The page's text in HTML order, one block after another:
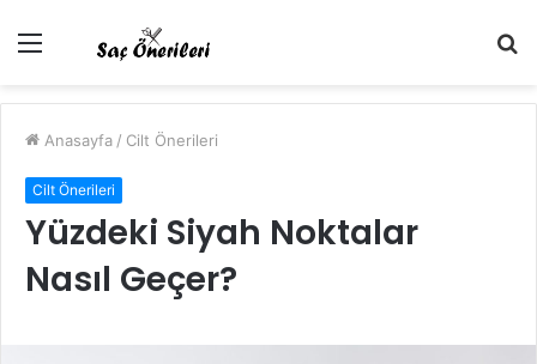
Menü
Anasayfa / Cilt Önerileri
Cilt Önerileri
Yüzdeki Siyah Noktalar
Nasıl Geçer?